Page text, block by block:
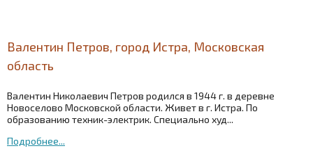
Валентин Петров, город Истра, Московская
область
Валентин Николаевич Петров родился в 1944 г. в деревне
Новоселово Московской области. Живет в г. Истра. По
образованию техник-электрик. Специально худ...
Подробнее...